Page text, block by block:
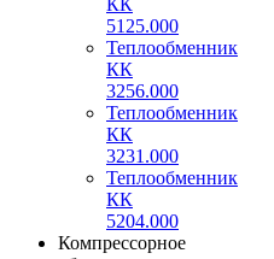
5125.000
Теплообменник
КК
3256.000
Теплообменник
КК
3231.000
Теплообменник
КК
5204.000
Компрессорное